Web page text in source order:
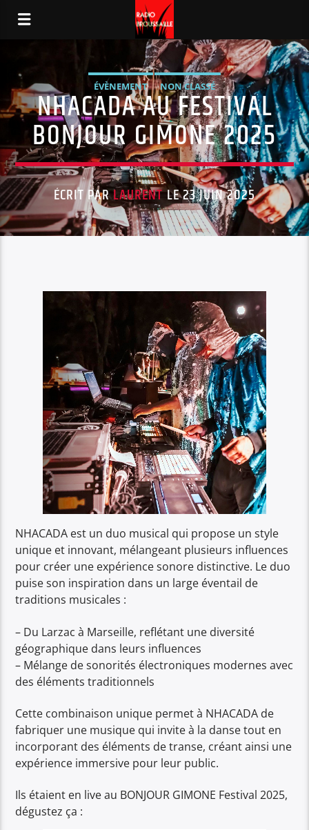
ÉVÈNEMENT NON CLASSÉ
NHACADA AU FESTIVAL
BONJOUR GIMONE 2025
ÉCRIT PARLAURENTLE 23 JUIN 2025
NHACADA est un duo musical qui propose un style
unique et innovant, mélangeant plusieurs influences
pour créer une expérience sonore distinctive. Le duo
puise son inspiration dans un large éventail de
traditions musicales :
– Du Larzac à Marseille, reflétant une diversité
géographique dans leurs influences
– Mélange de sonorités électroniques modernes avec
des éléments traditionnels
Cette combinaison unique permet à NHACADA de
fabriquer une musique qui invite à la danse tout en
incorporant des éléments de transe, créant ainsi une
expérience immersive pour leur public.
Ils étaient en live au BONJOUR GIMONE Festival 2025,
dégustez ça :